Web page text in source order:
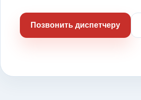
Позвонить диспетчеру